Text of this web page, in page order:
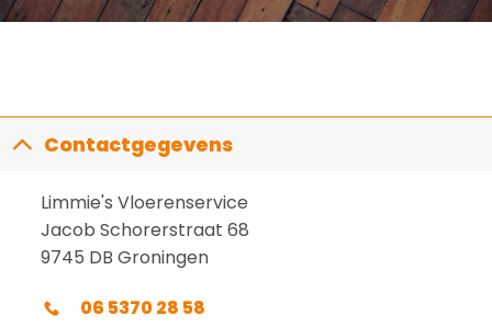
Contactgegevens
Limmie's Vloerenservice
Jacob Schorerstraat 68
9745 DB Groningen
06 5370 28 58